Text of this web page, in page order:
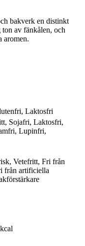
bakverk en distinkt
av fänkålen, och
aromen.
Laktosfri
Sojafri, Laktosfri,
Lupinfri,
Vetefritt, Fri från
från artificiella